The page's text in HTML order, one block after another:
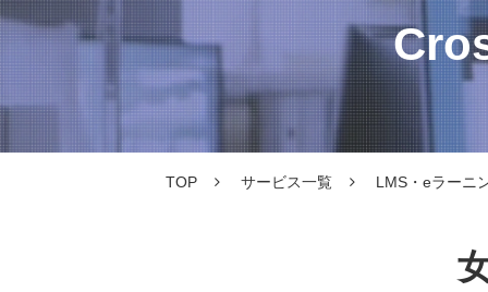
TOP サービス一覧 LMS・eラーニ